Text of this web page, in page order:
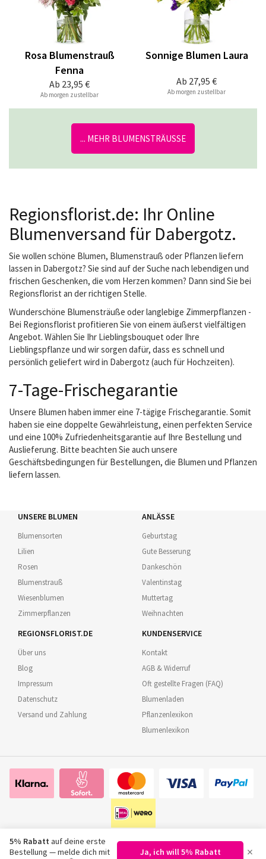
Ab 23,95 €
Rosa Blumenstrauß
Fenna
Ab morgen zustellbar
Ab 27,95 €
Sonnige Blumen Laura
Ab morgen zustellbar
... MEHR BLUMENSTRÄUSSE
Regionsflorist.de: Ihr Online
Blumenversand für Dabergotz.
Sie wollen schöne Blumen, Blumenstrauß oder Pflanzen liefern
lassen in Dabergotz? Sie sind auf der Suche nach lebendigen und
frischen Geschenken, die vom Herzen kommen? Dann sind Sie bei
Regionsflorist an der richtigen Stelle.
Wunderschöne Blumensträuße oder langlebige Zimmerpflanzen -
Bei Regionsflorist profitieren Sie von einem äußerst vielfältigen
Angebot. Wählen Sie Ihr Lieblingsbouquet oder Ihre
Lieblingspflanze und wir sorgen dafür, dass es schnell und
persönlich geliefert wird in Dabergotz (auch für Hochzeiten).
7-Tage-Frischegarantie
Unsere Blumen haben immer eine 7-tägige Frischegarantie. Somit
haben sie eine doppelte Gewährleistung, einen perfekten Service
und eine 100% Zufriedenheitsgarantie auf Ihre Bestellung und
Auslieferung. Bitte beachten Sie auch unsere
Geschäftsbedingungen für Bestellungen, die Blumen und Pflanzen
liefern lassen.
UNSERE BLUMEN
Blumensorten
Lilien
Rosen
Blumenstrauß
Wiesenblumen
Zimmerpflanzen
ANLÄSSE
Geburtstag
Gute Besserung
Dankeschön
Valentinstag
Muttertag
Weihnachten
REGIONSFLORIST.DE
Über uns
Blog
Impressum
Datenschutz
Versand und Zahlung
KUNDENSERVICE
Kontakt
AGB & Widerruf
Oft gestellte Fragen (FAQ)
Blumenladen
Pflanzenlexikon
Blumenlexikon
5% Rabatt auf deine erste
Bestellung — melde dich mit
Ja, ich will 5% Rabatt ×